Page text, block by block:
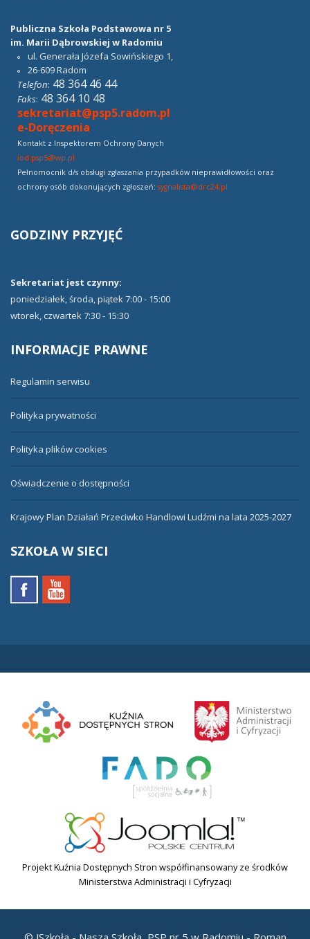
Publiczna Szkoła Podstawowa nr 5
im. Marii Dąbrowskiej w Radomiu
ul. Generała Józefa Sowińskiego 1,
26-609Radom
Telefon: 48 364 46 44
Faks: 48 364 10 48
sekretariat@psp5.radom.pl
e-Doręczenia
Kontakt z Inspektorem Ochrony Danych
iod.psp5@wp.pl
Pełnomocnik d/s obsługi zgłaszania przypadków nieprawidłowości oraz
ochrony osób dokonujących zgłoszeń: sygnalista@drc24.pl
GODZINY PRZYJĘĆ
Sekretariat jest czynny:
poniedziałek, środa, piątek 7:00 - 15:00
wtorek, czwartek 7:30 - 15:30
INFORMACJE PRAWNE
Regulamin serwisu
Polityka prywatności
Polityka plików cookies
Oświadczenie o dostępności
Krajowy Plan Działań Przeciwko Handlowi Ludźmi na lata 2025-2027
SZKOŁAW SIECI
Projekt Kuźnia Dostępnych Stron współfinansowany ze środków
Ministerstwa Administracji i Cyfryzacji